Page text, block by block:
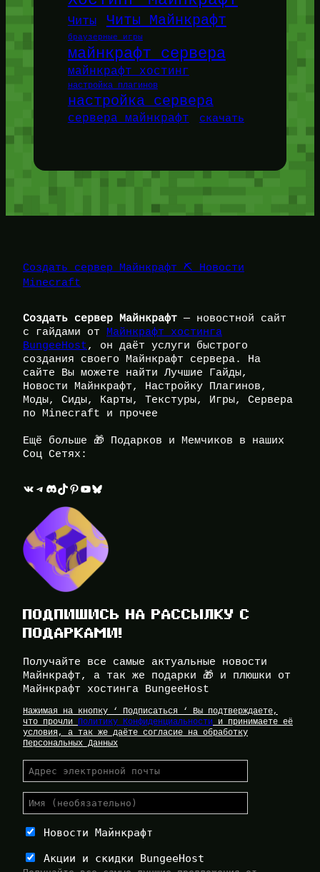
Читы Читы Майнкрафт
браузерные игры
майнкрафт сервера
майнкрафт хостинг
настройка плагинов
настройка сервера
сервера майнкрафт скачать
Создать сервер Майнкрафт ⛏️ Новости
Minecraft
Создать сервер Майнкрафт — новостной сайт
с гайдами от
Майнкрафт хостинга
BungeeHost, он даёт услуги быстрого
создания своего Майнкрафт сервера. На
сайте Вы можете найти Лучшие Гайды,
Новости Майнкрафт, Настройку Плагинов,
Моды, Сиды, Карты, Текстуры, Игры, Сервера
по Minecraft и прочее
Ещё больше 🎁 Подарков и Мемчиков в наших
Соц Сетях:
ВКонтакте Telegram Discord TikTok Pinterest YouTube Bluesky
ПОДПИШИСЬ НА РАССЫЛКУ С
ПОДАРКАМИ!
Получайте все самые актуальные новости
Майнкрафт, а так же подарки 🎁 и плюшки от
Майнкрафт хостинга BungeeHost
Нажимая на кнопку ‘ Подписаться ‘ Вы подтверждаете,
что прочли Политику Конфиденциальности и принимаете её
условия, а так же даёте согласие на обработку
Персональных Данных
Новости Майнкрафт
Акции и скидки BungeeHost